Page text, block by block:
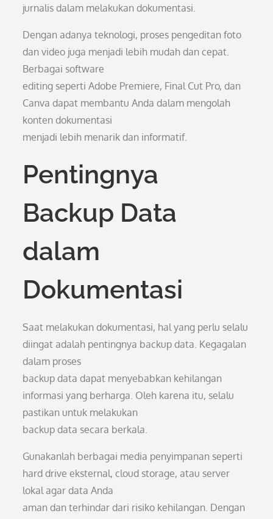
jurnalis dalam melakukan dokumentasi.
Dengan adanya teknologi, proses pengeditan foto
dan video juga menjadi lebih mudah dan cepat.
Berbagai software
editing seperti Adobe Premiere, Final Cut Pro, dan
Canva dapat membantu Anda dalam mengolah
konten dokumentasi
menjadi lebih menarik dan informatif.
Pentingnya
Backup Data
dalam
Dokumentasi
Saat melakukan dokumentasi, hal yang perlu selalu
diingat adalah pentingnya backup data. Kegagalan
dalam proses
backup data dapat menyebabkan kehilangan
informasi yang berharga. Oleh karena itu, selalu
pastikan untuk melakukan
backup data secara berkala.
Gunakanlah berbagai media penyimpanan seperti
hard drive eksternal, cloud storage, atau server
lokal agar data Anda
aman dan terhindar dari risiko kehilangan. Dengan